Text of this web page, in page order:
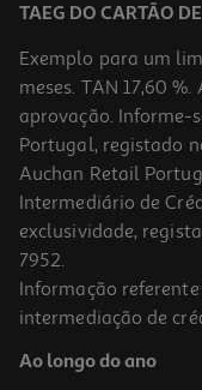
TAEG DO CARTÃO
Exemplo para um
meses. TAN 17,60
aprovação. Informe-
Portugal, registado
Auchan Retail
Intermediário de
exclusividade,
7952.
Informação
intermediação de
Ao longo do ano